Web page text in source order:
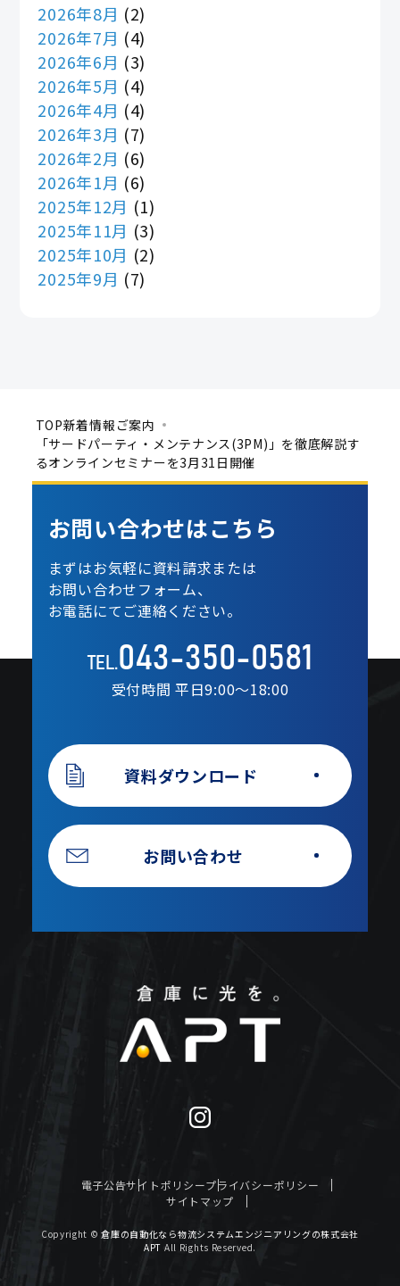
2026年8月 (2)
2026年7月 (4)
2026年6月 (3)
2026年5月 (4)
2026年4月 (4)
2026年3月 (7)
2026年2月 (6)
2026年1月 (6)
2025年12月 (1)
2025年11月 (3)
2025年10月 (2)
2025年9月 (7)
TOP新着情報 ご案内
「サードパーティ・メンテナンス(3PM)」を徹底解説す
るオンラインセミナーを3月31日開催
お問い合わせはこちら
まずはお気軽に資料請求または
お問い合わせフォーム、
お電話にてご連絡ください。
TEL.043-350-0581
受付時間 平日9:00〜18:00
資料ダウンロード
お問い合わせ
電子公告サイトポリシープライバシーポリシー
サイトマップ
Copyright ©倉庫の自動化なら物流システムエンジニアリングの株式会社
APT All Rights Reserved.